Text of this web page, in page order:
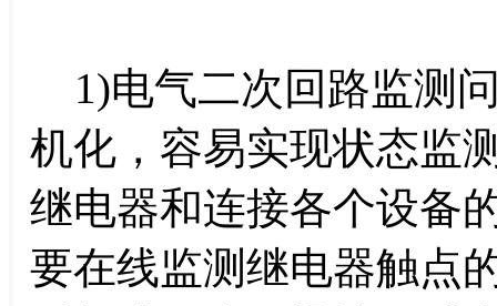
1)电气二次回路监测
机化，容易实现状态监
继电器和连接各个设备
要在线监测继电器触点